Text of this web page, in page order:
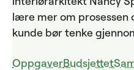
lære mer om prosessen
kunde bør tenke
OppgaverBudsjettet